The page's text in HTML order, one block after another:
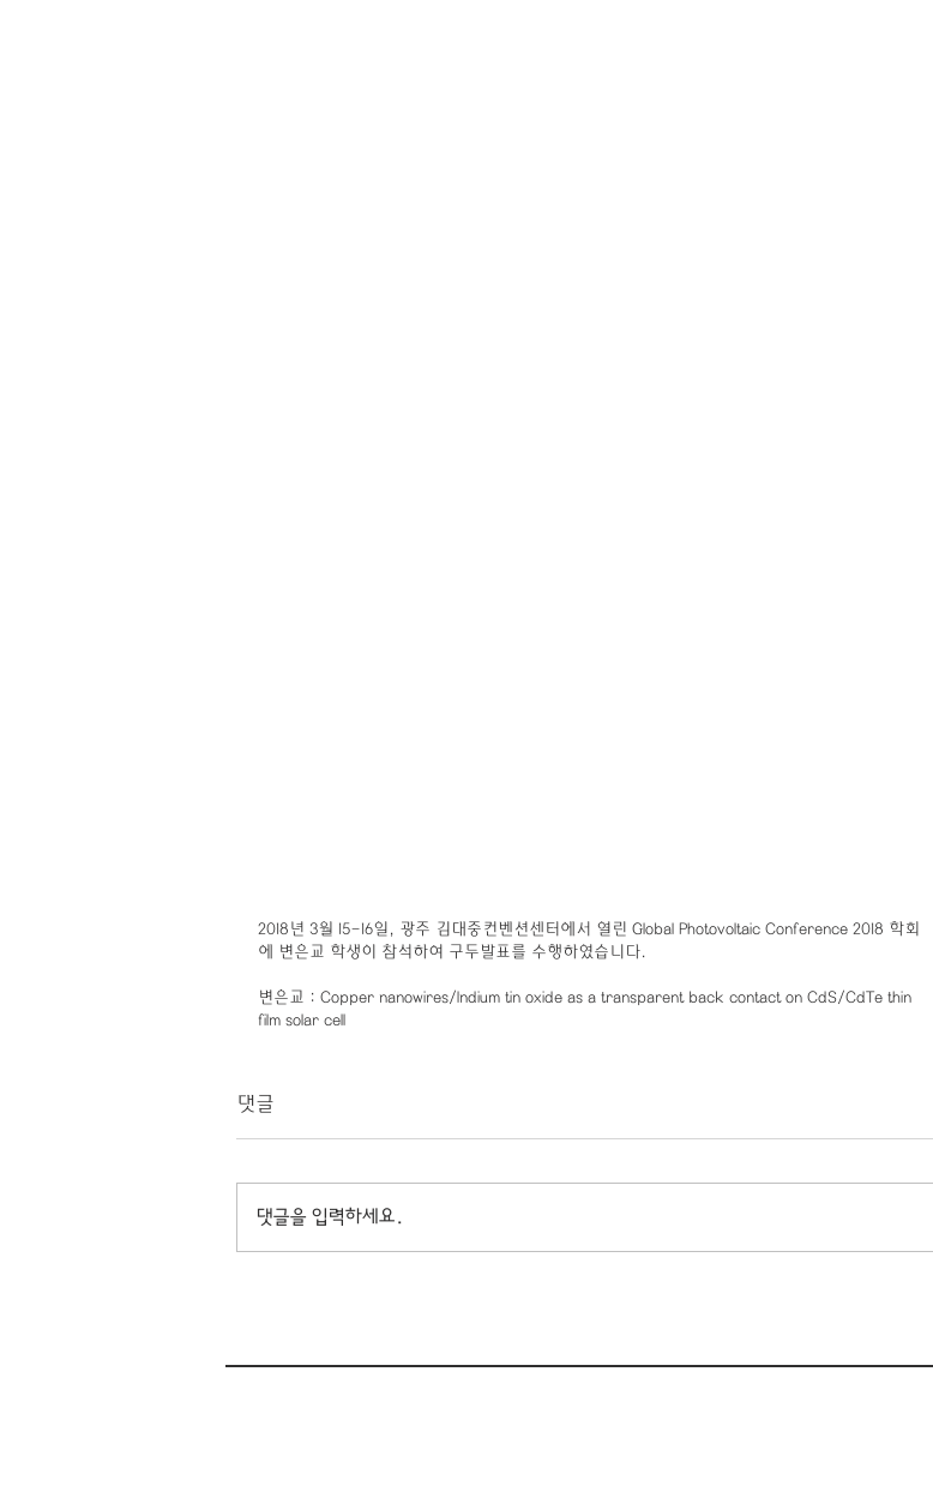
2018년 3월 15-16일, 광주 김대중컨벤션센터에서 열린 Global Photovoltaic Conference 2018 학회
에 변은교 학생이 참석하여 구두발표를 수행하였습니다.
변은교 : Copper nanowires/Indium tin oxide as a transparent back contact on CdS/CdTe thin
film solar cell
댓글
댓글을 입력하세요.